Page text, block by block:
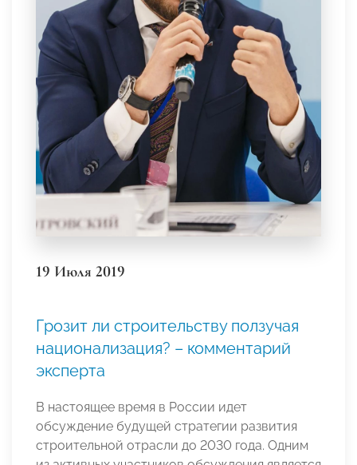
19 Июля 2019
Грозит ли строительству ползучая
национализация? – комментарий
эксперта
В настоящее время в России идет
обсуждение будущей стратегии развития
строительной отрасли до 2030 года. Одним